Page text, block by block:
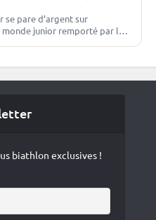
se pare d’argent sur
monde junior remporté par le
biathlon exclusives !